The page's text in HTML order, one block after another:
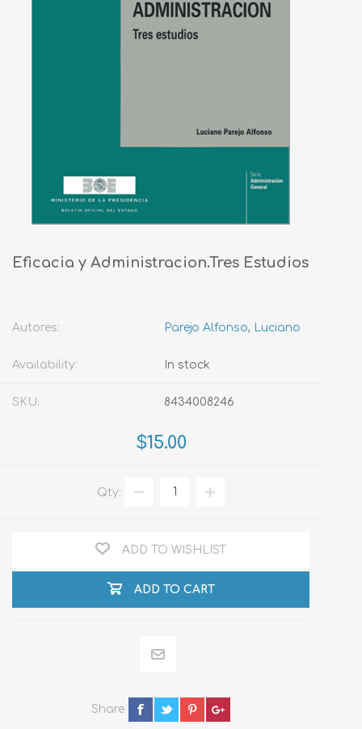
Eficacia y Administracion.Tres Estudios
Autores: Parejo Alfonso, Luciano
Availability: In stock
SKU: 8434008246
$15.00
Qty:
ADD TO WISHLIST
ADD TO CART
Share